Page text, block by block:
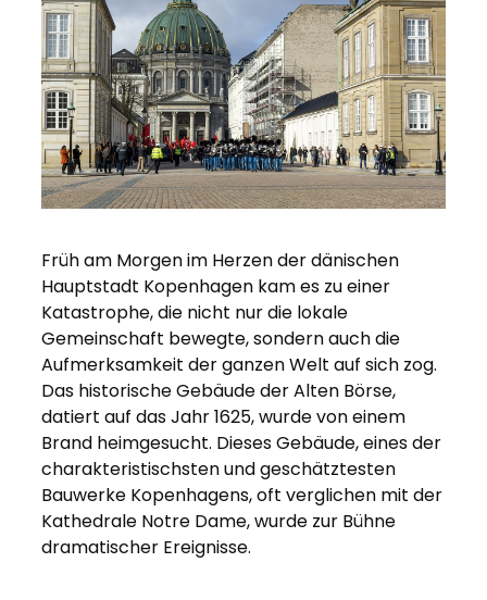
Früh am Morgen im Herzen der dänischen
Hauptstadt Kopenhagen kam es zu einer
Katastrophe, die nicht nur die lokale
Gemeinschaft bewegte, sondern auch die
Aufmerksamkeit der ganzen Welt auf sich zog.
Das historische Gebäude der Alten Börse,
datiert auf das Jahr 1625, wurde von einem
Brand heimgesucht. Dieses Gebäude, eines der
charakteristischsten und geschätztesten
Bauwerke Kopenhagens, oft verglichen mit der
Kathedrale Notre Dame, wurde zur Bühne
dramatischer Ereignisse.